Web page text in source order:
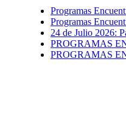
Programas
Programas
24 de Julio 2026:
PROGRAMAS
PROGRAMAS